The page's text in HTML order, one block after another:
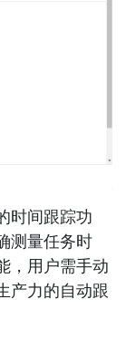
时间跟踪功
测量任务时
，用户需手动
产力的自动跟